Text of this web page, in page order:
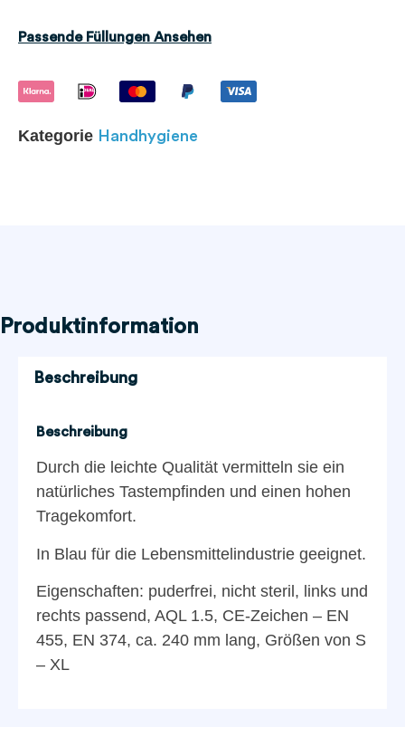
Passende Füllungen Ansehen
Kategorie Handhygiene
Produktinformation
Beschreibung
Beschreibung
Durch die leichte Qualität vermitteln sie ein
natürliches Tastempfinden und einen hohen
Tragekomfort.
In Blau für die Lebensmittelindustrie geeignet.
Eigenschaften: puderfrei, nicht steril, links und
rechts passend, AQL 1.5, CE-Zeichen – EN
455, EN 374, ca. 240 mm lang, Größen von S
– XL